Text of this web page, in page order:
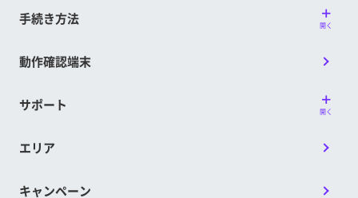
手続き方法 開く
動作確認端末
サポート 開く
エリア
キャンペーン